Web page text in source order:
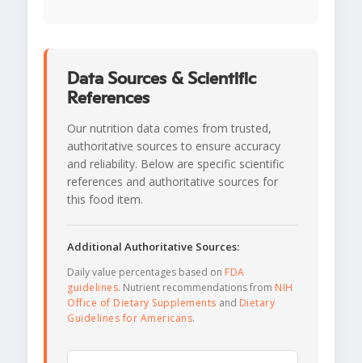
Data Sources & Scientific
References
Our nutrition data comes from trusted,
authoritative sources to ensure accuracy
and reliability. Below are specific scientific
references and authoritative sources for
this food item.
Additional Authoritative Sources:
Daily value percentages based on FDA
guidelines. Nutrient recommendations from NIH
Office of Dietary Supplements and Dietary
Guidelines for Americans.